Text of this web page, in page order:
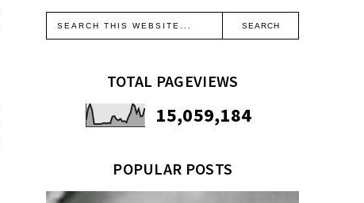
TOTAL PAGEVIEWS
15,059,184
POPULAR POSTS